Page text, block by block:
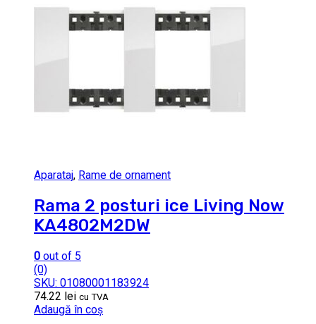
Aparataj, Rame de ornament
Rama 2 posturi ice Living Now
KA4802M2DW
0 out of 5
(0)
SKU: 01080001183924
74.22 lei cu TVA
Adaugă în coș